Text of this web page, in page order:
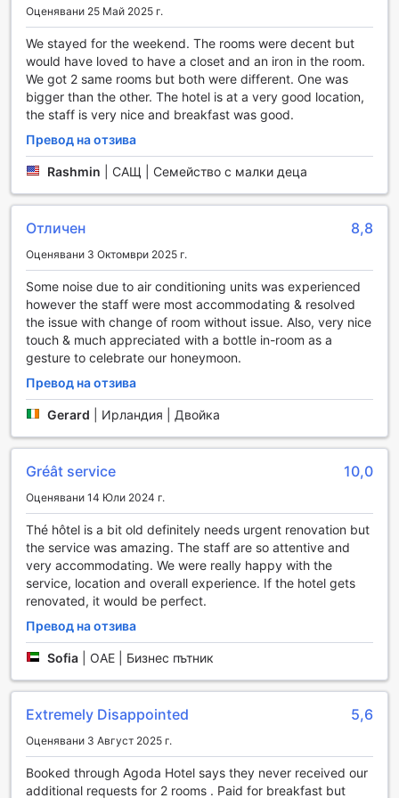
и магазина за подаръци и сувенири, където можете да
намерите уникални артикули, които да запомните
вашето пътуване. The Pierre A Taj Hotel е мястото,
където развлечението и релаксацията се срещат,
предлагайки на гостите си незабравими преживявания
в сърцето на Ню Йорк.
Спортни съоръжения в The Pierre A Taj Hotel
The Pierre A Taj Hotel в Ню Йорк предлага изключителни
спортни съоръжения, които ще задоволят нуждите на
всеки любител на активния начин на живот. Със своя
24-часов фитнес център, хотелът осигурява удобството
Независимо дали сте ранен птичка, който обича да
започва деня с енергична тренировка, или нощен сова,
който предпочита да се потопи в света на фитнеса след
залез слънце, тук ще намерите всичко необходимо, за
да поддържате форма и да се чувствате отлично.
Фитнес центърът е оборудван с най-съвременни уреди
и технологии, които предлагат разнообразие от
възможности за тренировка. От кардио уреди до
силови машини, всеки аспект на фитнеса е внимателно
обмислен, за да осигури максимална ефективност и
комфорт. Създаден с внимание към детайла, този
физическа активност, но и вдъхновяваща обстановка,
която ще ви мотивира да постигнете нови висоти в
тренировките си.
Удобства в The Pierre A Taj Hotel
The Pierre A Taj Hotel в Ню Йорк предлага изключителни
удобства, които гарантират, че вашият престой ще бъде
не само комфортен, но и безпроблемен. С 24-часова
рум-сервизна услуга, можете да се насладите на
вкусни ястия по всяко време на деня или нощта, без да
предлага и пране и химическо чистене, което ще ви
позволи да се освободите от притесненията за вашето
облекло. Безопасността на вашите ценности е
приоритет, затова хотелът разполага с сейфове в
стаите, а също така и с услуги на консиерж, които са на
разположение, за да ви помогнат с всякакви
Оценявани 25 Май 2025 г.
We stayed for the weekend. The rooms were decent but
would have loved to have a closet and an iron in the room.
We got 2 same rooms but both were different. One was
bigger than the other. The hotel is at a very good location,
the staff is very nice and breakfast was good.
Превод на отзива
Rashmin САЩ | Семейство с малки деца
Отличен 8,8
Оценявани 3 Октомври 2025 г.
Some noise due to air conditioning units was experienced
however the staff were most accommodating & resolved
the issue with change of room without issue. Also, very nice
touch & much appreciated with a bottle in-room as a
gesture to celebrate our honeymoon.
Превод на отзива
Gerard Ирландия | Двойка
Gréât service 10,0
Оценявани 14 Юли 2024 г.
Thé hôtel is a bit old definitely needs urgent renovation but
the service was amazing. The staff are so attentive and
very accommodating. We were really happy with the
service, location and overall experience. If the hotel gets
renovated, it would be perfect.
Превод на отзива
Sofia ОАЕ | Бизнес пътник
Extremely Disappointed 5,6
Оценявани 3 Август 2025 г.
Booked through Agoda Hotel says they never received our
additional requests for 2 rooms . Paid for breakfast but